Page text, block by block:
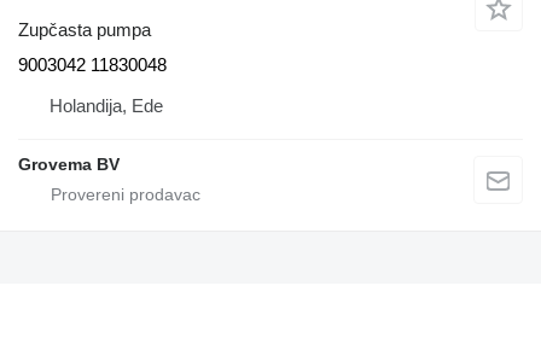
Zupčasta pumpa
9003042 11830048
Holandija, Ede
Grovema BV